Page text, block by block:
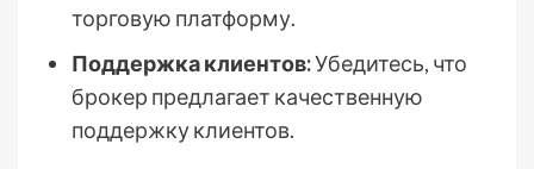
торговую платформу.
Поддержка клиентов:Убедитесь, что
брокер предлагает качественную
поддержку клиентов.